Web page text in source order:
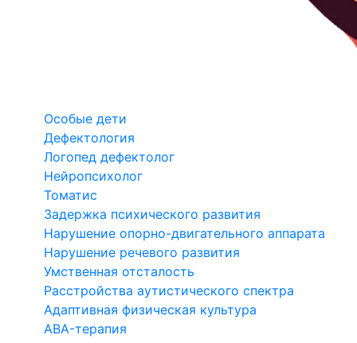
Особые дети
Дефектология
Логопед дефектолог
Нейропсихолог
Томатис
Задержка психического развития
Нарушение опорно-двигательного аппарата
Нарушение речевого развития
Умственная отсталость
Расстройства аутистического спектра
Адаптивная физическая культура
ABA-терапия